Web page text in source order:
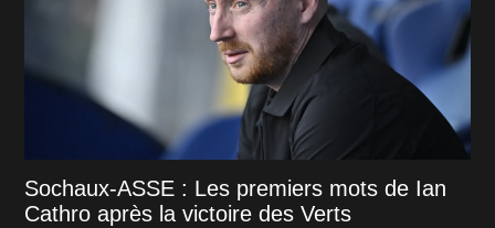
Sochaux-ASSE : Les premiers mots de Ian
Cathro après la victoire des Verts